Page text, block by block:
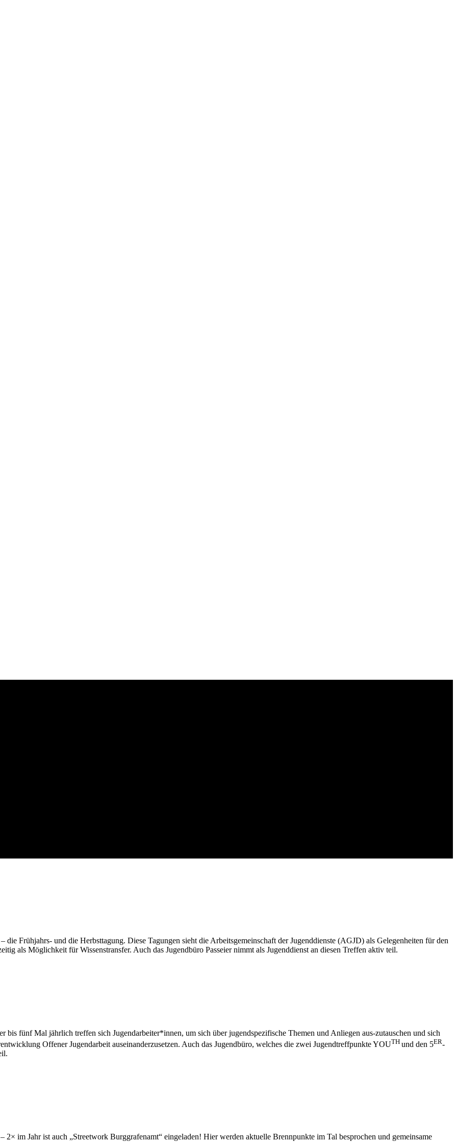
Frühjahrs- und die Herbsttagung. Diese Tagungen sieht die Arbeitsgemeinschaft der Jugenddienste (AGJD) als Gelegenheiten für den
als Möglichkeit für Wissenstransfer. Auch das Jugendbüro Passeier nimmt als Jugenddienst an diesen Treffen aktiv teil.
fünf Mal jährlich treffen sich Jugendarbeiter*innen, um sich über jugendspezifische Themen und Anliegen aus-zutauschen und sich
Offener Jugendarbeit auseinanderzusetzen. Auch das Jugendbüro, welches die zwei Jugendtreffpunkte YOUTH und den 5ER-
im Jahr ist auch „Streetwork Burggrafenamt“ eingeladen! Hier werden aktuelle Brennpunkte im Tal besprochen und gemeinsame